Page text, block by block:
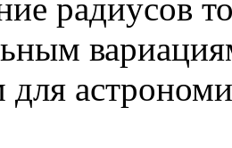
радиусов